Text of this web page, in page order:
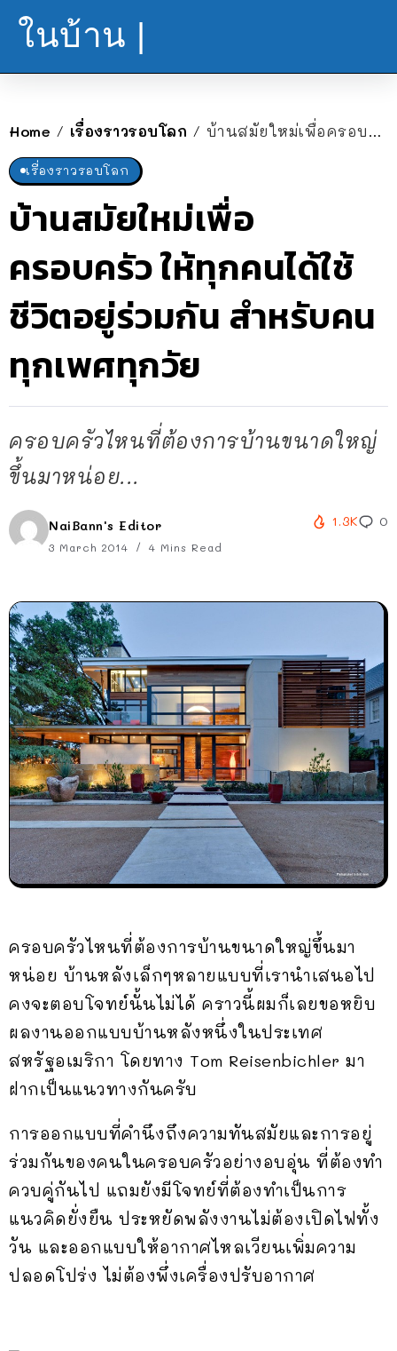
ในบ้าน |
Home / เรื่องราวรอบโลก / บ้านสมัยใหม่เพื่อครอบครัว ให้ทุกคนได้ใช้ชีวิตอยู่ร่วมกัน สำหรับคนทุกเพศทุกวัย
เรื่องราวรอบโลก
บ้านสมัยใหม่เพื่อ
ครอบครัว ให้ทุกคนได้ใช้
ชีวิตอยู่ร่วมกัน สำหรับคน
ทุกเพศทุกวัย
ครอบครัวไหนที่ต้องการบ้านขนาดใหญ่
ขึ้นมาหน่อย...
NaiBann's Editor
3 March 2014 4 Mins Read
1.3K 0
ครอบครัวไหนที่ต้องการบ้านขนาดใหญ่ขึ้นมา
หน่อย บ้านหลังเล็กๆหลายแบบที่เรานำเสนอไป
คงจะตอบโจทย์นั้นไม่ได้ คราวนี้ผมก็เลยขอหยิบ
ผลงานออกแบบบ้านหลังหนึ่งในประเทศ
สหรัฐอเมริกา โดยทาง Tom Reisenbichler มา
ฝากเป็นแนวทางกันครับ
การออกแบบที่คำนึงถึงความทันสมัยและการอยู่
ร่วมกันของคนในครอบครัวอย่างอบอุ่น ที่ต้องทำ
ควบคู่กันไป แถมยังมีโจทย์ที่ต้องทำเป็นการ
แนวคิดยั่งยืน ประหยัดพลังงานไม่ต้องเปิดไฟทั้ง
วัน และออกแบบให้อากาศไหลเวียนเพิ่มความ
ปลอดโปร่ง ไม่ต้องพึ่งเครื่องปรับอากาศ